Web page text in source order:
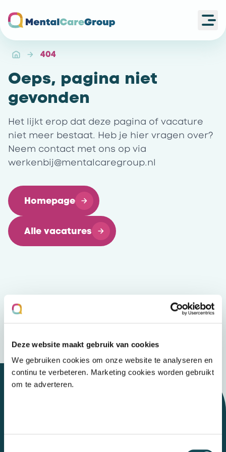
Deze website maakt gebruik van cookies
We gebruiken cookies om onze website te analyseren en
continu te verbeteren. Marketing cookies worden gebruikt
om te adverteren.
404
Oeps, pagina niet
gevonden
Het lijkt erop dat deze pagina of vacature
niet meer bestaat. Heb je hier vragen over?
Neem contact met ons op via
werkenbij@mentalcaregroup.nl
Homepage
Alle vacatures